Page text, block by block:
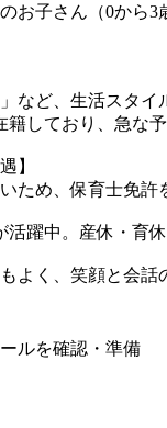
お子さん（0から
など、生活スタイ
しており、急な
】
ため、保育士免
躍中。産休・育
く、笑顔と会話
ルを確認・準備